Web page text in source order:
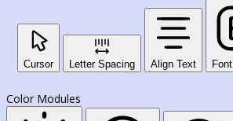
Cursor Letter Spacing Align Text
Color Modules